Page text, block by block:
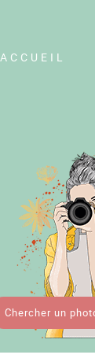
ACCUEIL
Chercher un